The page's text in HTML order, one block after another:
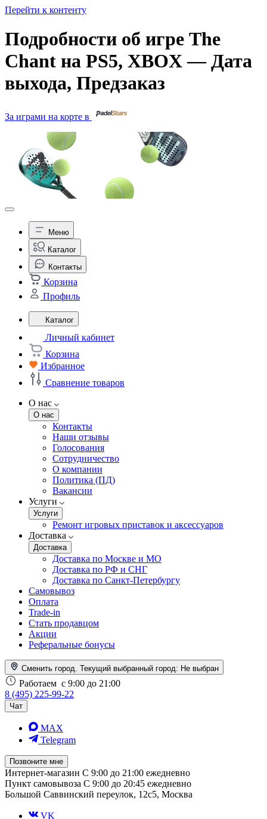
Перейти к контенту
Подробности об игре The
Chant на PS5, XBOX — Дата
выхода, Предзаказ
За играми на корте в
Меню
Каталог
Контакты
Корзина
Профиль
Каталог
Личный кабинет
Корзина
Избранное
Сравнение товаров
О нас
О нас
Контакты
Наши отзывы
Голосования
Сотрудничество
О компании
Политика (ПД)
Вакансии
Услуги
Услуги
Ремонт игровых приставок и аксессуаров
Доставка
Доставка
Доставка по Москве и МО
Доставка по РФ и СНГ
Доставка по Санкт-Петербургу
Самовывоз
Оплата
Trade-in
Стать продавцом
Акции
Реферальные бонусы
Сменить город. Текущий выбранный город: Не выбран
Работаем с 9:00 до 21:00
8 (495) 225-99-22
Чат
MAX
Telegram
Позвоните мне
Интернет-магазин С 9:00 до 21:00 ежедневно
Пункт самовывоза С 9:00 до 20:45 ежедневно
Большой Саввинский переулок, 12с5, Москва
VK